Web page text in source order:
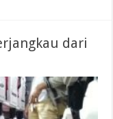
dari